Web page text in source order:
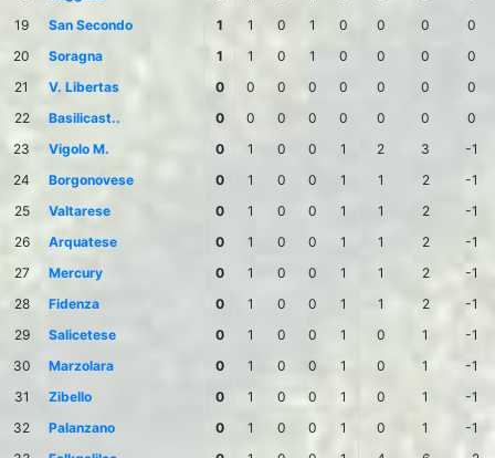
19
San Secondo 1 1 0 1 0 0 0
0
20
Soragna 1 1 0 1 0 0 0
0
21
V. Libertas 0 0 0 0 0 0 0
0
22
Basilicast.. 0 0 0 0 0 0 0
0
23
Vigolo M. 0 1 0 0 1 2 3
-1
24
Borgonovese 0 1 0 0 1 1 2
-1
25
Valtarese 0 1 0 0 1 1 2
-1
26
Arquatese 0 1 0 0 1 1 2
-1
27
Mercury 0 1 0 0 1 1 2
-1
28
Fidenza 0 1 0 0 1 1 2
-1
29
Salicetese 0 1 0 0 1 0 1
-1
30
Marzolara 0 1 0 0 1 0 1
-1
31
Zibello 0 1 0 0 1 0 1
-1
32
Palanzano 0 1 0 0 1 0 1
-1